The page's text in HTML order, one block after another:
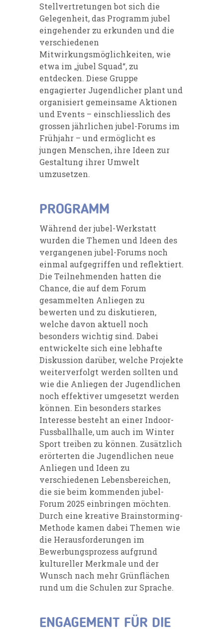
Stellvertretungen bot sich die
Gelegenheit, das Programm jubel
eingehender zu erkunden und die
verschiedenen
Mitwirkungsmöglichkeiten, wie
etwa im „jubel Squad“, zu
entdecken. Diese Gruppe
engagierter Jugendlicher plant und
organisiert gemeinsame Aktionen
und Events – einschliesslich des
grossen jährlichen jubel-Forums im
Frühjahr – und ermöglicht es
jungen Menschen, ihre Ideen zur
Gestaltung ihrer Umwelt
umzusetzen.
PROGRAMM
Während der jubel-Werkstatt
wurden die Themen und Ideen des
vergangenen jubel-Forums noch
einmal aufgegriffen und reflektiert.
Die Teilnehmenden hatten die
Chance, die auf dem Forum
gesammelten Anliegen zu
bewerten und zu diskutieren,
welche davon aktuell noch
besonders wichtig sind. Dabei
entwickelte sich eine lebhafte
Diskussion darüber, welche Projekte
weiterverfolgt werden sollten und
wie die Anliegen der Jugendlichen
noch effektiver umgesetzt werden
können. Ein besonders starkes
Interesse besteht an einer Indoor-
Fussballhalle, um auch im Winter
Sport treiben zu können. Zusätzlich
erörterten die Jugendlichen neue
Anliegen und Ideen zu
verschiedenen Lebensbereichen,
die sie beim kommenden jubel-
Forum 2025 einbringen möchten.
Durch eine kreative Brainstorming-
Methode kamen dabei Themen wie
die Herausforderungen im
Bewerbungsprozess aufgrund
kultureller Merkmale und der
Wunsch nach mehr Grünflächen
rund um die Schulen zur Sprache.
ENGAGEMENT FÜR DIE